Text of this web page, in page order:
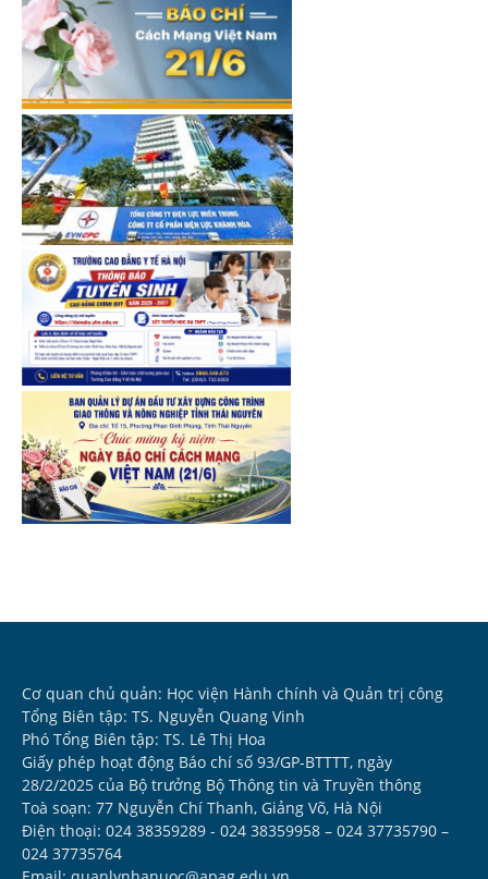
Cơ quan chủ quản: Học viện Hành chính và Quản trị công
Tổng Biên tập: TS. Nguyễn Quang Vinh
Phó Tổng Biên tập: TS. Lê Thị Hoa
Giấy phép hoạt động Báo chí số 93/GP-BTTTT, ngày
28/2/2025 của Bộ trưởng Bộ Thông tin và Truyền thông
Toà soạn: 77 Nguyễn Chí Thanh, Giảng Võ, Hà Nội
Điện thoại: 024 38359289 - 024 38359958 – 024 37735790 –
024 37735764